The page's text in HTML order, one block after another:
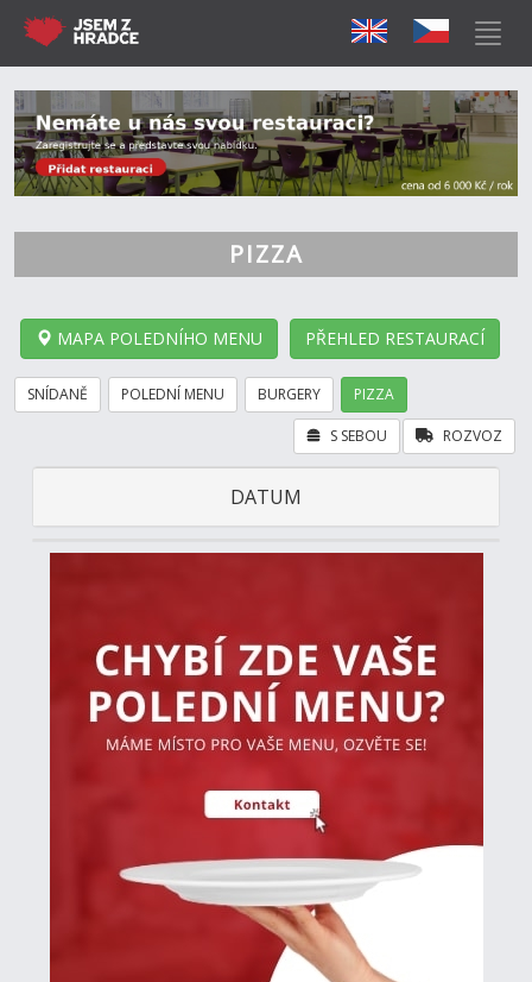
PIZZA
MAPA POLEDNÍHO MENU PŘEHLED RESTAURACÍ
SNÍDANĚ POLEDNÍ MENU BURGERY PIZZA
ROZVOZ
S SEBOU
DATUM